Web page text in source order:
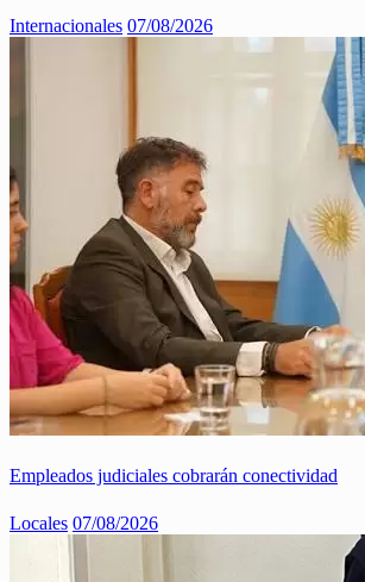
Internacionales 07/08/2026
Empleados judiciales cobrarán conectividad
Locales 07/08/2026